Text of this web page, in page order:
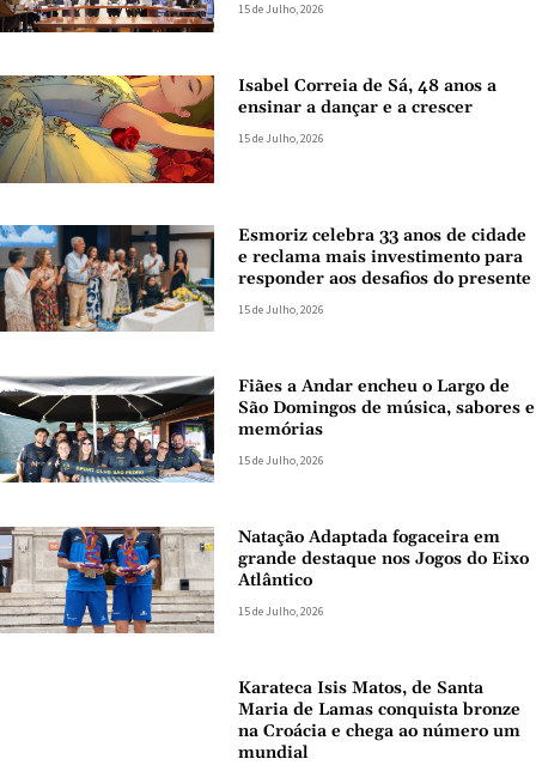
15 de Julho, 2026
Isabel Correia de Sá, 48 anos a
ensinar a dançar e a crescer
15 de Julho, 2026
Esmoriz celebra 33 anos de cidade
e reclama mais investimento para
responder aos desafios do presente
15 de Julho, 2026
Fiães a Andar encheu o Largo de
São Domingos de música, sabores e
memórias
15 de Julho, 2026
Natação Adaptada fogaceira em
grande destaque nos Jogos do Eixo
Atlântico
15 de Julho, 2026
Karateca Isis Matos, de Santa
Maria de Lamas conquista bronze
na Croácia e chega ao número um
mundial